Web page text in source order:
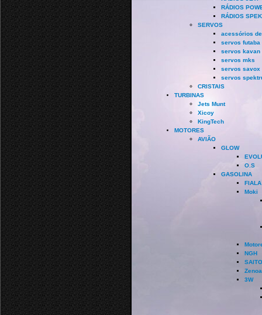
RÁDIOS
RÁDIOS
SERVOS
acessórios
servos futaba
servos kavan
servos mks
servos savox
servos
CRISTAIS
TURBINAS
Jets Munt
Xicoy
KingTech
MOTORES
AVIÃO
GLOW
O.S
GASOLINA
FIALA
Moki
NGH
SAITO
3W